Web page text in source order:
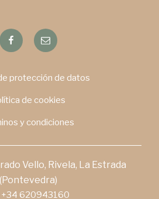
b
o
k
FacebookEmail
protección de datos
de cookies
y condiciones
Vello, Rivela, La Estrada
(Pontevedra)
+34 620943160